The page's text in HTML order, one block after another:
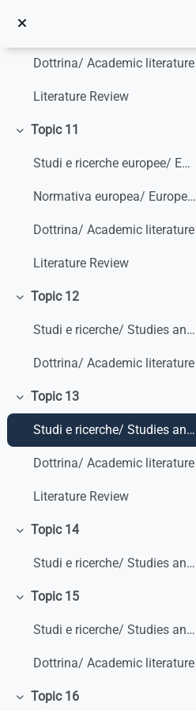
Dottrina/ Academic literature
Literature Review
Colapsar
Topic 11
Studi e ricerche europee/ European studies and research
Normativa europea/ European legislation
Dottrina/ Academic literature
Literature Review
Colapsar
Topic 12
Studi e ricerche/ Studies and research
Dottrina/ Academic literature
Colapsar
Topic 13
Studi e ricerche/ Studies and research
Dottrina/ Academic literature
Literature Review
Colapsar
Topic 14
Studi e ricerche/ Studies and research
Colapsar
Topic 15
Studi e ricerche/ Studies and research
Dottrina/ Academic literature
Colapsar
Topic 16